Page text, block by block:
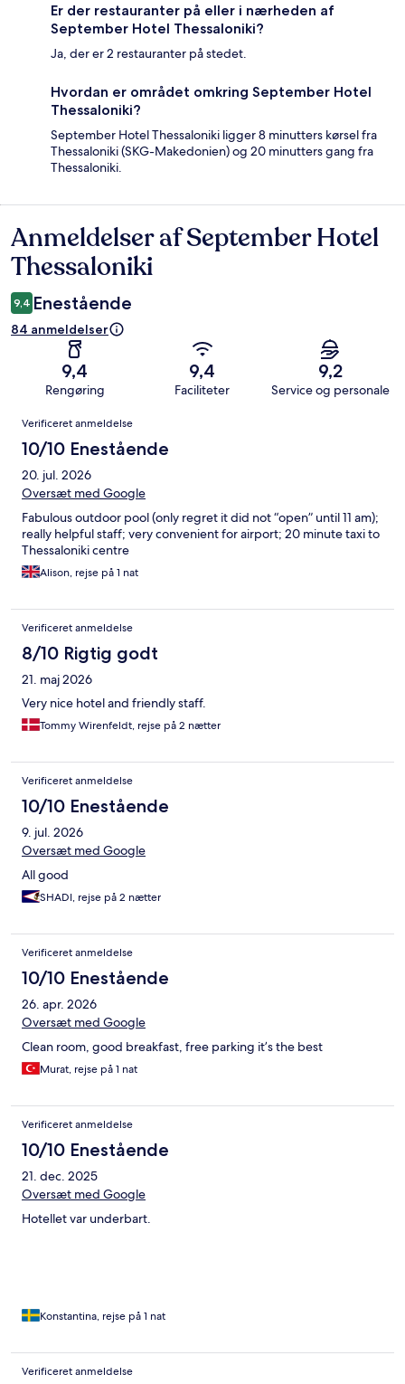
Er der restauranter på eller i nærheden af
September Hotel Thessaloniki?
Ja, der er 2 restauranter på stedet.
Hvordan er området omkring September Hotel
Thessaloniki?
September Hotel Thessaloniki ligger 8 minutters kørsel fra
Thessaloniki (SKG-Makedonien) og 20 minutters gang fra
Thessaloniki.
Anmeldelser
Anmeldelser af September Hotel
Thessaloniki
9,4 Enestående
84 anmeldelser
9,4
Rengøring
9,4
Faciliteter
9,2
Service og personale
Anmeldelser
Verificeret anmeldelse
10/10 Enestående
20. jul. 2026
Oversæt med Google
Fabulous outdoor pool (only regret it did not “open” until 11 am);
really helpful staff; very convenient for airport; 20 minute taxi to
Thessaloniki centre
Alison, rejse på 1 nat
Verificeret anmeldelse
8/10 Rigtig godt
21. maj 2026
Very nice hotel and friendly staff.
Tommy Wirenfeldt, rejse på 2 nætter
Verificeret anmeldelse
10/10 Enestående
9. jul. 2026
Oversæt med Google
All good
SHADI, rejse på 2 nætter
Verificeret anmeldelse
10/10 Enestående
26. apr. 2026
Oversæt med Google
Clean room, good breakfast, free parking it’s the best
Murat, rejse på 1 nat
Verificeret anmeldelse
10/10 Enestående
21. dec. 2025
Oversæt med Google
Hotellet var underbart.
Konstantina, rejse på 1 nat
Verificeret anmeldelse